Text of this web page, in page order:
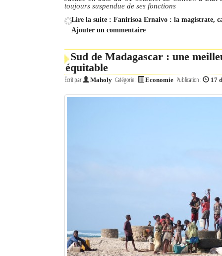
toujours suspendue de ses fonctions
Lire la suite : Fanirisoa Ernaivo : la magistrate,
Ajouter un commentaire
Sud de Madagascar : une
équitable
Écrit par Maholy Catégorie : Economie Publication : 17